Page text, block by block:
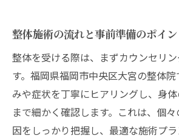
整体施術の流れと事前準備のポイン
整体を受ける際は、まずカウンセリ
す。福岡県福岡市中央区大宮の整体
みや症状を丁寧にヒアリングし、身
まで細かく確認します。これは、個
因をしっかり把握し、最適な施術プ